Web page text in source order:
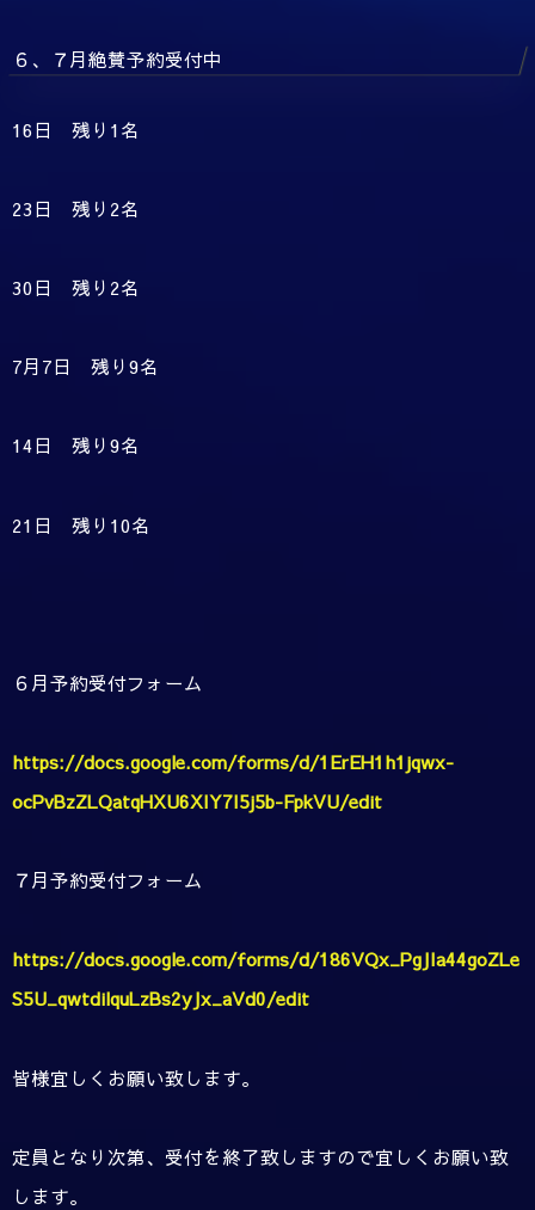
６、７月絶賛予約受付中
16日 残り1名
23日 残り2名
30日 残り2名
7月7日 残り9名
14日 残り9名
21日 残り10名
６月予約受付フォーム
https://docs.google.com/forms/d/1ErEH1h1jqwx-
ocPvBzZLQatqHXU6XIY7I5j5b-FpkVU/edit
７月予約受付フォーム
https://docs.google.com/forms/d/186VQx_PgJIa44goZLe
S5U_qwtdilquLzBs2yJx_aVd0/edit
皆様宜しくお願い致します。
定員となり次第、受付を終了致しますので宜しくお願い致
します。